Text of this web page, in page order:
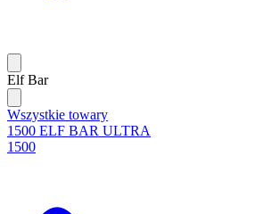
Elf Bar
Wszystkie towary
1500 ELF BAR ULTRA
1500